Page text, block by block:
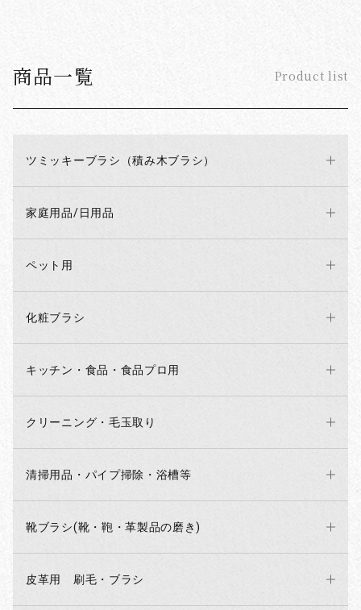
商品一覧 Product list
ツミッキーブラシ（積み木ブラシ）
家庭用品/日用品
ペット用
化粧ブラシ
キッチン・食品・食品プロ用
クリーニング・毛玉取り
清掃用品・パイプ掃除・浴槽等
靴ブラシ(靴・鞄・革製品の磨き)
皮革用 刷毛・ブラシ